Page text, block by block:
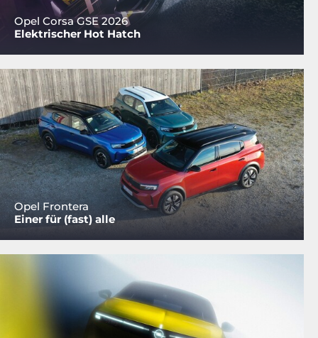
Opel Corsa GSE 2026
Elektrischer Hot Hatch
Opel Frontera
Einer für (fast) alle